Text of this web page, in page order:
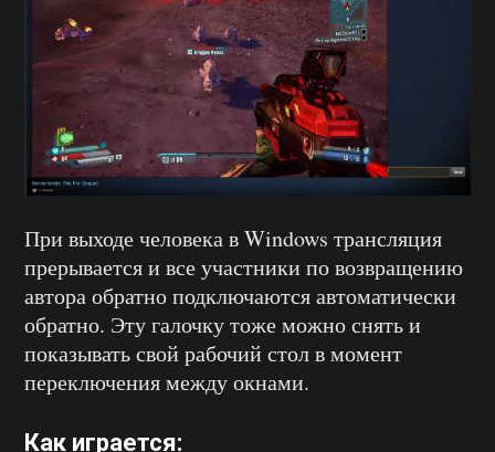
При выходе человека в Windows трансляция
прерывается и все участники по возвращению
автора обратно подключаются автоматически
обратно. Эту галочку тоже можно снять и
показывать свой рабочий стол в момент
переключения между окнами.
Как играется: